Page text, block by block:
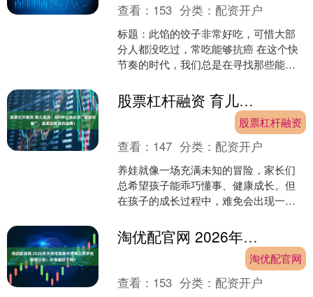
查看： 153 分类：配资开户
标题：此馅的饺子非常好吃，可惜大部
分人都没吃过，常吃能够抗癌 在这个快
节奏的时代，我们总是在寻找那些能够
为大家介绍一种独特的饺.... 股票杠杆融资 育儿底线：这4种行为必须“硬核纠偏”，温柔说教真的没用！
股票杠杆融资
查看： 147 分类：配资开户
养娃就像一场充满未知的冒险，家长们
总希望孩子能乖巧懂事、健康成长。但
在孩子的成长过程中，难免会出现一些
地说教几句，孩子可能就改....淘优配官网 2026年天津市瑞景中学等三所学校招聘公告：你准备好了吗？
淘优配官网
查看： 153 分类：配资开户